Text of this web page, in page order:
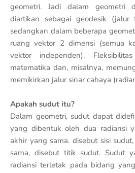
geometri. Jadi dalam geometri
diartikan sebagai geodesik (jalur
sedangkan dalam beberapa
ruang vektor 2 dimensi (semua
vektor independen).
matematika dan, misalnya,
memikirkan jalur sinar cahaya
Apakah sudut itu?
Dalam geometri, sudut dapat
yang dibentuk oleh dua radiansi
akhir yang sama. disebut sisi
sama, disebut titik sudut. Sudut
radiansi terletak pada bidang